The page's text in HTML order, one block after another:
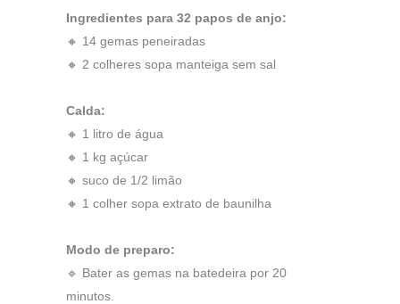
Ingredientes para 32 papos de anjo:
🔸 14 gemas peneiradas
🔸 2 colheres sopa manteiga sem sal
Calda:
🔸 1 litro de água
🔸 1 kg açúcar
🔸 suco de 1/2 limão
🔸 1 colher sopa extrato de baunilha
Modo de preparo:
🔹 Bater as gemas na batedeira por 20
minutos.